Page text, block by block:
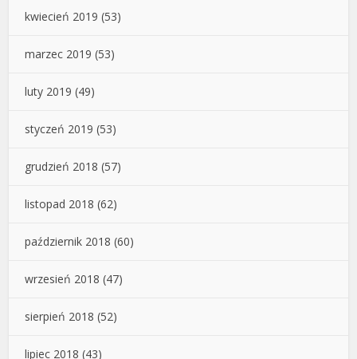
kwiecień 2019 (53)
marzec 2019 (53)
luty 2019 (49)
styczeń 2019 (53)
grudzień 2018 (57)
listopad 2018 (62)
październik 2018 (60)
wrzesień 2018 (47)
sierpień 2018 (52)
lipiec 2018 (43)